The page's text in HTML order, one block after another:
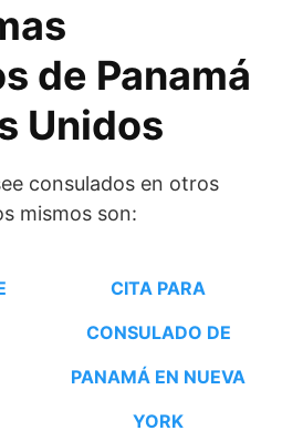
de Panamá
Unidos
consulados en otros
mismos son:
CITA PARA
CONSULADO DE
PANAMÁ EN NUEVA
YORK